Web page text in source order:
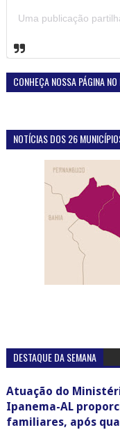
CONHEÇA NOSSA PÁGINA
NOTÍCIAS DOS 26
DESTAQUE DA SEMANA
Atuação do
Ipanema-AL
familiares, após